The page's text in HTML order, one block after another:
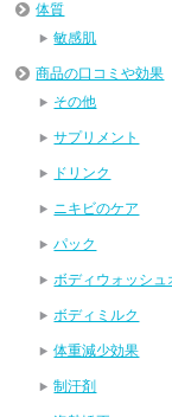
体質
敏感肌
商品の口コミや効果
その他
サプリメント
ドリンク
ニキビのケア
パック
ボディウォッシュ
ボディミルク
体重減少効果
制汗剤